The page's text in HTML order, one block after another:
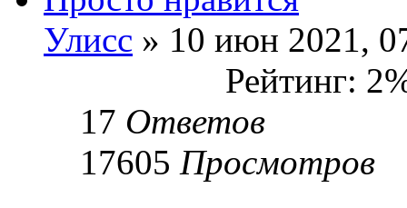
Улисс » 10 июн 2021,
Рейтинг:
17 Ответов
17605 Просмотров